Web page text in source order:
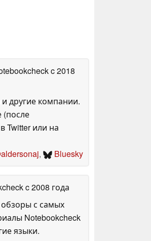
c 2018
другие компании.
(после
Twitter или на
, Bluesky
c 2008 года
с самых
Notebookcheck
языки.